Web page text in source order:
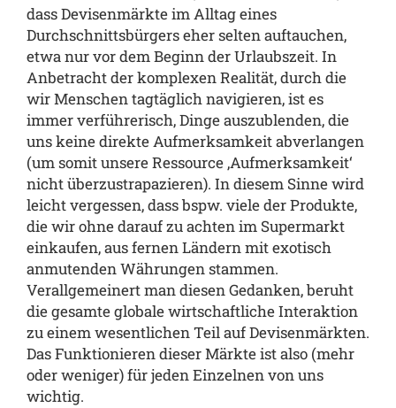
dass Devisenmärkte im Alltag eines
Durchschnittsbürgers eher selten auftauchen,
etwa nur vor dem Beginn der Urlaubszeit. In
Anbetracht der komplexen Realität, durch die
wir Menschen tagtäglich navigieren, ist es
immer verführerisch, Dinge auszublenden, die
uns keine direkte Aufmerksamkeit abverlangen
(um somit unsere Ressource ‚Aufmerksamkeit‘
nicht überzustrapazieren). In diesem Sinne wird
leicht vergessen, dass bspw. viele der Produkte,
die wir ohne darauf zu achten im Supermarkt
einkaufen, aus fernen Ländern mit exotisch
anmutenden Währungen stammen.
Verallgemeinert man diesen Gedanken, beruht
die gesamte globale wirtschaftliche Interaktion
zu einem wesentlichen Teil auf Devisenmärkten.
Das Funktionieren dieser Märkte ist also (mehr
oder weniger) für jeden Einzelnen von uns
wichtig.